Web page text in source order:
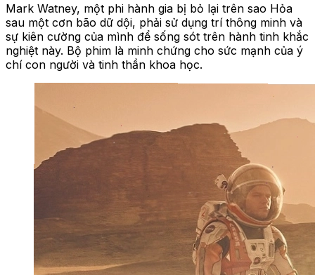
Mark Watney, một phi hành gia bị bỏ lại trên sao Hỏa
sau một cơn bão dữ dội, phải sử dụng trí thông minh và
sự kiên cường của mình để sống sót trên hành tinh khắc
nghiệt này. Bộ phim là minh chứng cho sức mạnh của ý
chí con người và tinh thần khoa học.